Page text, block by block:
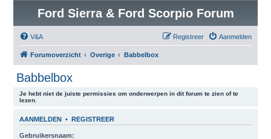
Ford Sierra & Ford Scorpio Forum
V&A Aanmelden
Registreer
Forumoverzicht Overige Babbelbox
Babbelbox
Je hebt niet de juiste permissies om onderwerpen in dit forum te zien of te
lezen.
AANMELDEN • REGISTREER
Gebruikersnaam: